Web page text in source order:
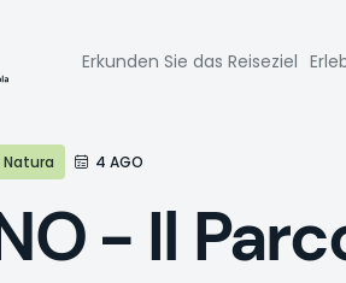
principale
Erkunden Sie das Reiseziel
4 AGO
- Il